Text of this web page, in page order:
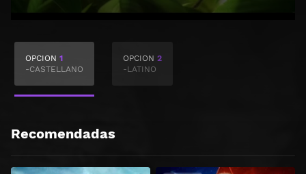
OPCION 1
-CASTELLANO
OPCION 2
-LATINO
Recomendadas